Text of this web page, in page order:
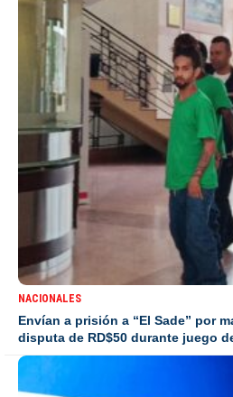
NACIONALES
Envían a prisión a “El Sade” por
disputa de RD$50 durante juego